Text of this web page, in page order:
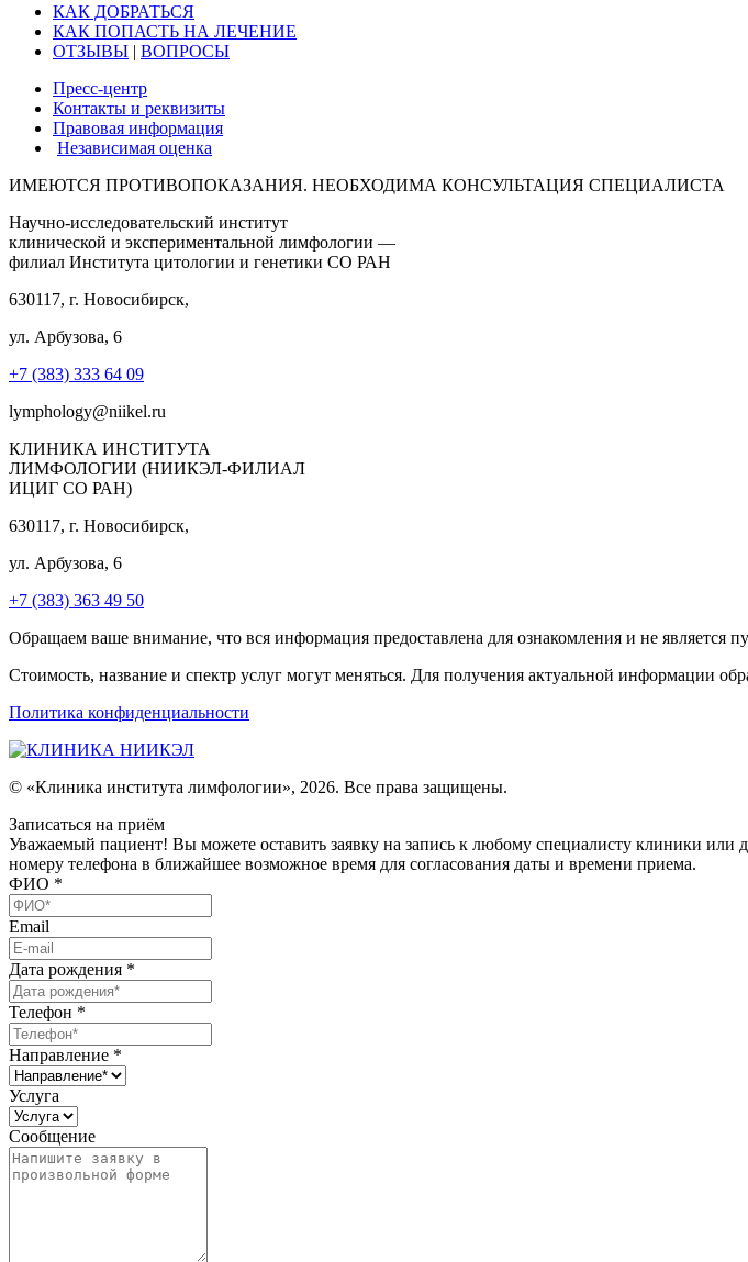
КАК ДОБРАТЬСЯ
КАК ПОПАСТЬ НА ЛЕЧЕНИЕ
ОТЗЫВЫ | ВОПРОСЫ
Пресс-центр
Контакты и реквизиты
Правовая информация
Независимая оценка
ИМЕЮТСЯ ПРОТИВОПОКАЗАНИЯ. НЕОБХОДИМА КОНСУЛЬТАЦИЯ СПЕЦИАЛИСТА
Научно-исследовательский институт
клинической и экспериментальной лимфологии —
филиал Института цитологии и генетики СО РАН
630117, г. Новосибирск,
ул. Арбузова, 6
+7 (383) 333 64 09
lymphology@niikel.ru
КЛИНИКА ИНСТИТУТА
ЛИМФОЛОГИИ (НИИКЭЛ-ФИЛИАЛ
ИЦИГ СО РАН)
630117, г. Новосибирск,
ул. Арбузова, 6
+7 (383) 363 49 50
Обращаем ваше внимание, что вся информация предоставлена для ознакомления и не
Стоимость, название и спектр услуг могут меняться. Для получения актуальной информации
Политика конфиденциальности
© «Клиника института лимфологии», 2026. Все права защищены.
Записаться на приём
Уважаемый пациент! Вы можете оставить заявку на запись к любому специалисту клиники или
номеру телефона в ближайшее возможное время для согласования даты и времени приема.
ФИО *
Email
Дата рождения *
Телефон *
Направление *
Услуга
Сообщение